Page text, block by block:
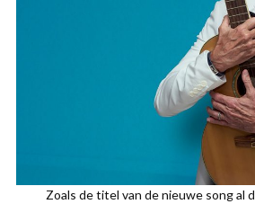
Zoals de titel van de nieuwe song al